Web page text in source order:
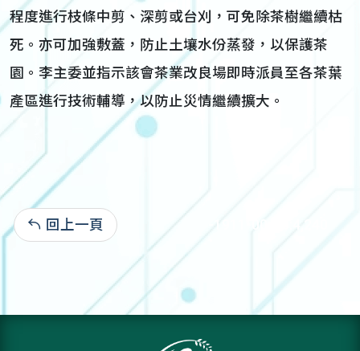
程度進行枝條中剪、深剪或台刈，可免除茶樹繼續枯
死。亦可加強敷蓋，防止土壤水份蒸發，以保護茶
園。李主委並指示該會茶業改良場即時派員至各茶葉
產區進行技術輔導，以防止災情繼續擴大。
回上一頁 -1911-00-00:4,240